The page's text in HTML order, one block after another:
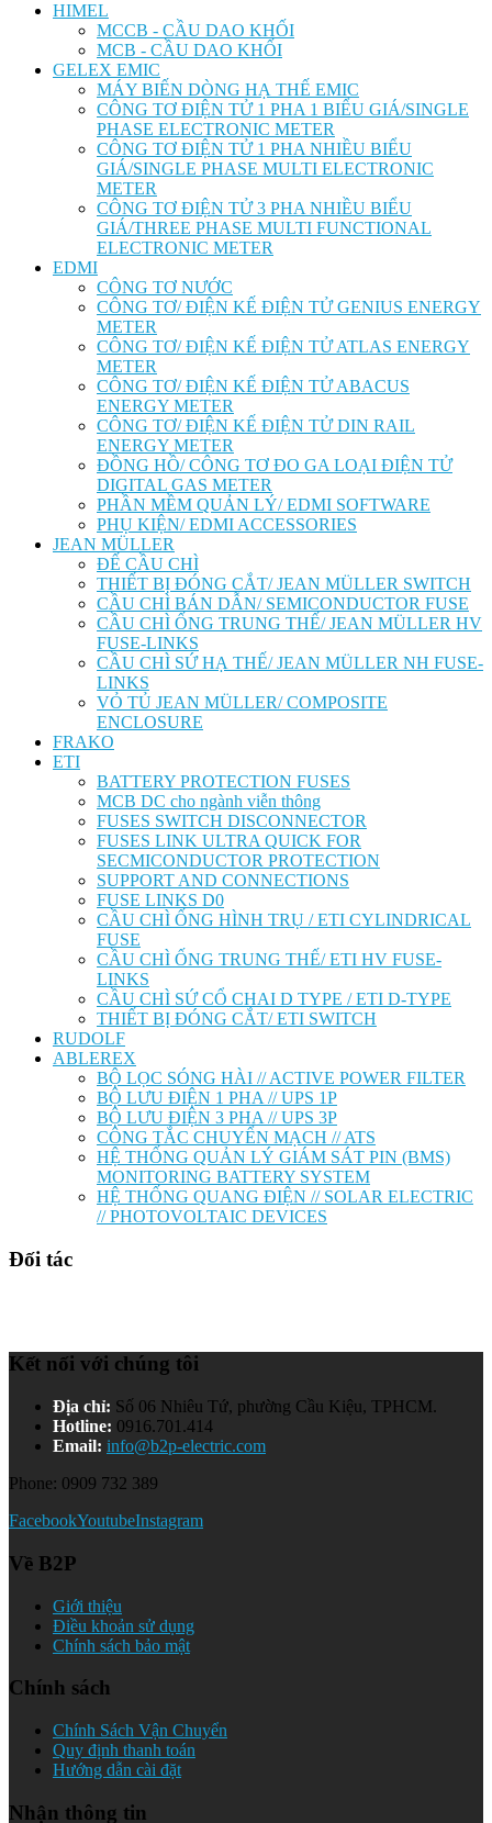
HIMEL
MCCB - CẦU DAO KHỐI
MCB - CẦU DAO KHỐI
GELEX EMIC
MÁY BIẾN DÒNG HẠ THẾ EMIC
CÔNG TƠ ĐIỆN TỬ 1 PHA 1 BIỂU GIÁ/SINGLE
PHASE ELECTRONIC METER
CÔNG TƠ ĐIỆN TỬ 1 PHA NHIỀU BIỂU
GIÁ/SINGLE PHASE MULTI ELECTRONIC
METER
CÔNG TƠ ĐIỆN TỬ 3 PHA NHIỀU BIỂU
GIÁ/THREE PHASE MULTI FUNCTIONAL
ELECTRONIC METER
EDMI
CÔNG TƠ NƯỚC
CÔNG TƠ/ ĐIỆN KẾ ĐIỆN TỬ GENIUS ENERGY
METER
CÔNG TƠ/ ĐIỆN KẾ ĐIỆN TỬ ATLAS ENERGY
METER
CÔNG TƠ/ ĐIỆN KẾ ĐIỆN TỬ ABACUS
ENERGY METER
CÔNG TƠ/ ĐIỆN KẾ ĐIỆN TỬ DIN RAIL
ENERGY METER
ĐỒNG HỒ/ CÔNG TƠ ĐO GA LOẠI ĐIỆN TỬ
DIGITAL GAS METER
PHẦN MỀM QUẢN LÝ/ EDMI SOFTWARE
PHỤ KIỆN/ EDMI ACCESSORIES
JEAN MÜLLER
ĐẾ CẦU CHÌ
THIẾT BỊ ĐÓNG CẮT/ JEAN MÜLLER SWITCH
CẦU CHÌ BÁN DẪN/ SEMICONDUCTOR FUSE
CẦU CHÌ ỐNG TRUNG THẾ/ JEAN MÜLLER HV
FUSE-LINKS
CẦU CHÌ SỨ HẠ THẾ/ JEAN MÜLLER NH FUSE-
LINKS
VỎ TỦ JEAN MÜLLER/ COMPOSITE
ENCLOSURE
FRAKO
ETI
BATTERY PROTECTION FUSES
MCB DC cho ngành viễn thông
FUSES SWITCH DISCONNECTOR
FUSES LINK ULTRA QUICK FOR
SECMICONDUCTOR PROTECTION
SUPPORT AND CONNECTIONS
FUSE LINKS D0
CẦU CHÌ ỐNG HÌNH TRỤ / ETI CYLINDRICAL
FUSE
CẦU CHÌ ỐNG TRUNG THẾ/ ETI HV FUSE-
LINKS
CẦU CHÌ SỨ CỔ CHAI D TYPE / ETI D-TYPE
THIẾT BỊ ĐÓNG CẮT/ ETI SWITCH
RUDOLF
ABLEREX
BỘ LỌC SÓNG HÀI // ACTIVE POWER FILTER
BỘ LƯU ĐIỆN 1 PHA // UPS 1P
BỘ LƯU ĐIỆN 3 PHA // UPS 3P
CÔNG TẮC CHUYỂN MẠCH // ATS
HỆ THỐNG QUẢN LÝ GIÁM SÁT PIN (BMS)
MONITORING BATTERY SYSTEM
HỆ THỐNG QUANG ĐIỆN // SOLAR ELECTRIC
// PHOTOVOLTAIC DEVICES
Đối tác
Kết nối với chúng tôi
Địa chỉ: Số 06 Nhiêu Tứ, phường Cầu Kiệu, TPHCM.
Hotline: 0916.701.414
Email: info@b2p-electric.com
Phone: 0909 732 389
FacebookYoutubeInstagram
Về B2P
Giới thiệu
Điều khoản sử dụng
Chính sách bảo mật
Chính sách
Chính Sách Vận Chuyển
Quy định thanh toán
Hướng dẫn cài đặt
Nhận thông tin